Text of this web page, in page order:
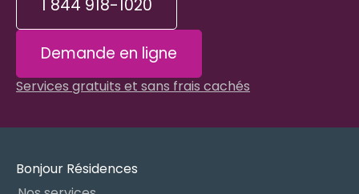
1 844 918-1020
Demande en ligne
Services gratuits et sans frais cachés
Bonjour Résidences